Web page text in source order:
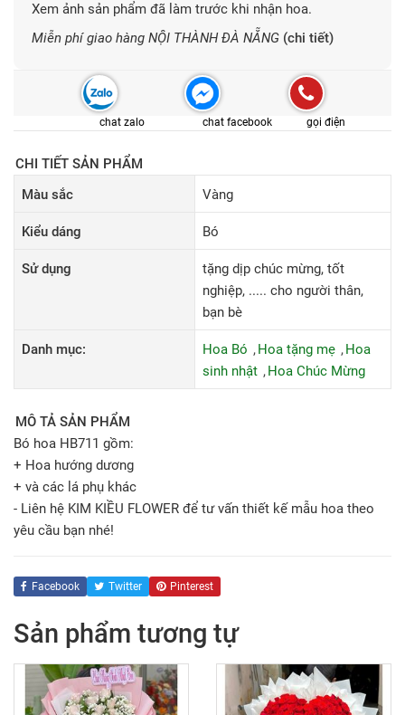
Xem ảnh sản phẩm đã làm trước khi nhận hoa.
Miễn phí giao hàng NỘI THÀNH ĐÀ NẴNG (chi tiết)
chat zalo chat facebook gọi điện
CHI TIẾT SẢN PHẨM
Màu sắc
Vàng
Kiểu dáng Bó
Sử dụng
tặng dịp chúc mừng, tốt
nghiệp, ..... cho người thân,
bạn bè
Danh mục: Hoa Bó Hoa tặng mẹ
Hoa
sinh nhật
Hoa Chúc Mừng
MÔ TẢ SẢN PHẨM
Bó hoa HB711 gồm:
+ Hoa hướng dương
+ và các lá phụ khác
- Liên hệ KIM KIỀU FLOWER để tư vấn thiết kế mẫu hoa theo
yêu cầu bạn nhé!
Facebook Twitter Pinterest
Sản phẩm tương tự